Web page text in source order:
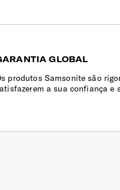
GLOBAL
produtos Samsonite são
a sua confiança e